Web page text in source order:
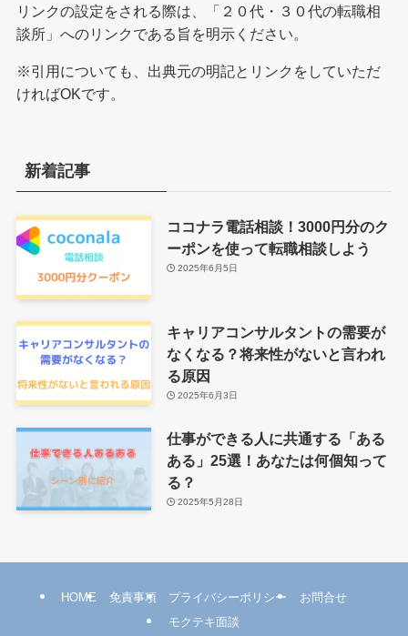
リンクの設定をされる際は、「２０代・３０代の転職相
談所」へのリンクである旨を明示ください。
※引用についても、出典元の明記とリンクをしていただ
ければOKです。
新着記事
ココナラ電話相談！3000円分のク
ーポンを使って転職相談しよう
2025年6月5日
キャリアコンサルタントの需要が
なくなる？将来性がないと言われ
る原因
2025年6月3日
仕事ができる人に共通する「ある
ある」25選！あなたは何個知って
る？
2025年5月28日
HOME 免責事項 プライバシーポリシー
お問合せ
モクテキ面談